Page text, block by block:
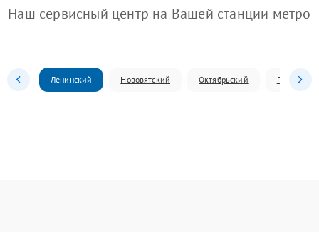
Наш сервисный центр на Вашей станции метро
Ленинский Нововятский Октябрьский